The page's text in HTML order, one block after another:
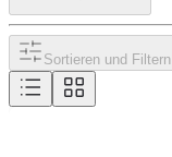
Sortieren und Filtern